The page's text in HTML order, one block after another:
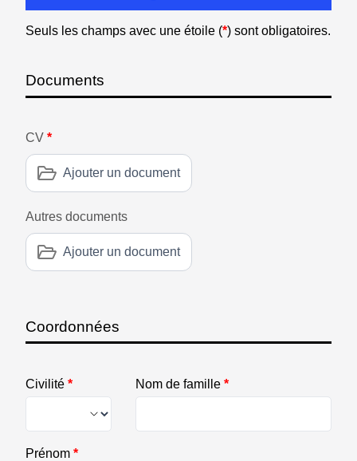
Seuls les champs avec une étoile (*) sont obligatoires.
Documents
CV *
Ajouter un document
Autres documents
Ajouter un document
Coordonnées
Civilité * Nom de famille *
Prénom *